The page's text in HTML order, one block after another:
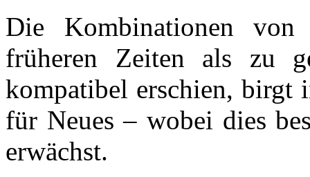
Die Kombinationen
früheren Zeiten als zu
kompatibel erschien, birgt
für Neues – wobei dies
erwächst.